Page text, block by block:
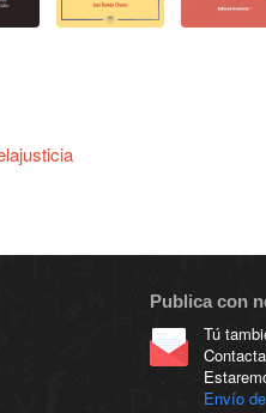
Publica con
Tú
Envío